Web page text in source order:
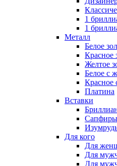
1
1
Металл
Белое
Красное
Желтое
Белое с
Красное
Платина
Вставки
Сапфиры
Для кого
Для
Для
Для